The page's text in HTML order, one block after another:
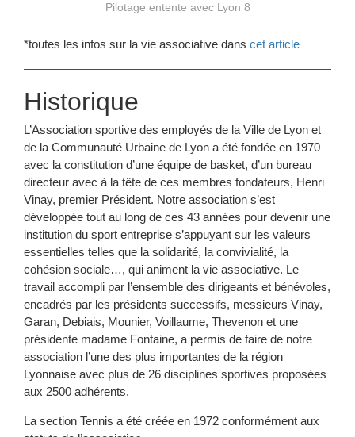
Pilotage entente avec Lyon 8
*toutes les infos sur la vie associative dans cet article
Historique
L’Association sportive des employés de la Ville de Lyon et
de la Communauté Urbaine de Lyon a été fondée en 1970
avec la constitution d’une équipe de basket, d’un bureau
directeur avec à la tête de ces membres fondateurs, Henri
Vinay, premier Président. Notre association s’est
développée tout au long de ces 43 années pour devenir une
institution du sport entreprise s’appuyant sur les valeurs
essentielles telles que la solidarité, la convivialité, la
cohésion sociale…, qui animent la vie associative. Le
travail accompli par l’ensemble des dirigeants et bénévoles,
encadrés par les présidents successifs, messieurs Vinay,
Garan, Debiais, Mounier, Voillaume, Thevenon et une
présidente madame Fontaine, a permis de faire de notre
association l’une des plus importantes de la région
Lyonnaise avec plus de 26 disciplines sportives proposées
aux 2500 adhérents.
La section Tennis a été créée en 1972 conformément aux